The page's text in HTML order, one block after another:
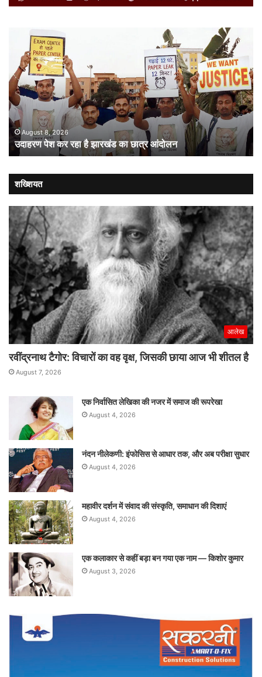
उदाहरण
रहा
है
झारखंड
का
छात्र
आंदोलनAugust 8, 2026
उदाहरण पेश कर रहा है झारखंड का छात्र आंदोलन
:
कब
शख्शियत
आलेख
रवींद्रनाथ टैगोर: विचारों का वह वृक्ष, जिसकी छाया आज भी शीतल है
August 7, 2026
एक निर्वासित लेखिका की नजर में समाज की रूपरेखा
August 4, 2026
नंदन नीलेकणी: इंफोसिस से आधार तक, और अब परीक्षा सुधार
August 4, 2026
महावीर दर्शन में संवाद की संस्कृति, समाधान की दिशाएं
August 4, 2026
एक कलाकार से कहीं बड़ा बन गया एक नाम — किशोर कुमार
August 3, 2026